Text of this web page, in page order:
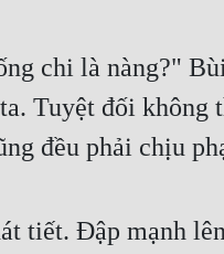
chi là nàng?"
Tuyệt đối
đều phải chịu
tiết. Đập mạnh